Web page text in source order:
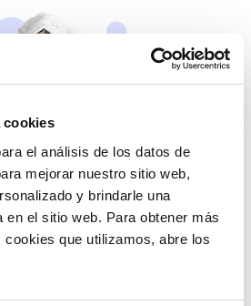
cookies
el análisis de los datos de
mejorar nuestro sitio web,
y brindarle una
en el sitio web. Para obtener más
cookies que utilizamos, abre los
Beleza
não cuidares de ti
quem cuidará?